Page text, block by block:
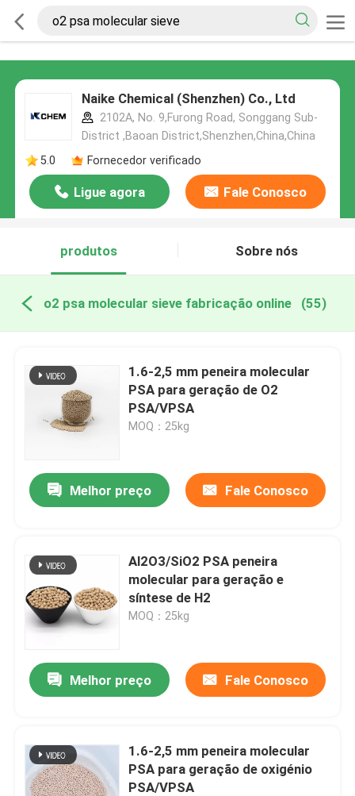
Naike Chemical (Shenzhen) Co., Ltd
2102A, No. 9,Furong Road, Songgang Sub-
District ,Baoan District,Shenzhen,China,China
5.0
Fornecedor verificado
Ligue agora Fale Conosco
produtos Sobre nós
o2 psa molecular sieve fabricação online (55)
1.6-2,5 mm peneira molecular
PSA para geração de O2
PSA/VPSA
MOQ：25kg
Melhor preço Fale Conosco
Al2O3/SiO2 PSA peneira
molecular para geração e
síntese de H2
MOQ：25kg
Melhor preço Fale Conosco
1.6-2,5 mm peneira molecular
PSA para geração de oxigénio
PSA/VPSA